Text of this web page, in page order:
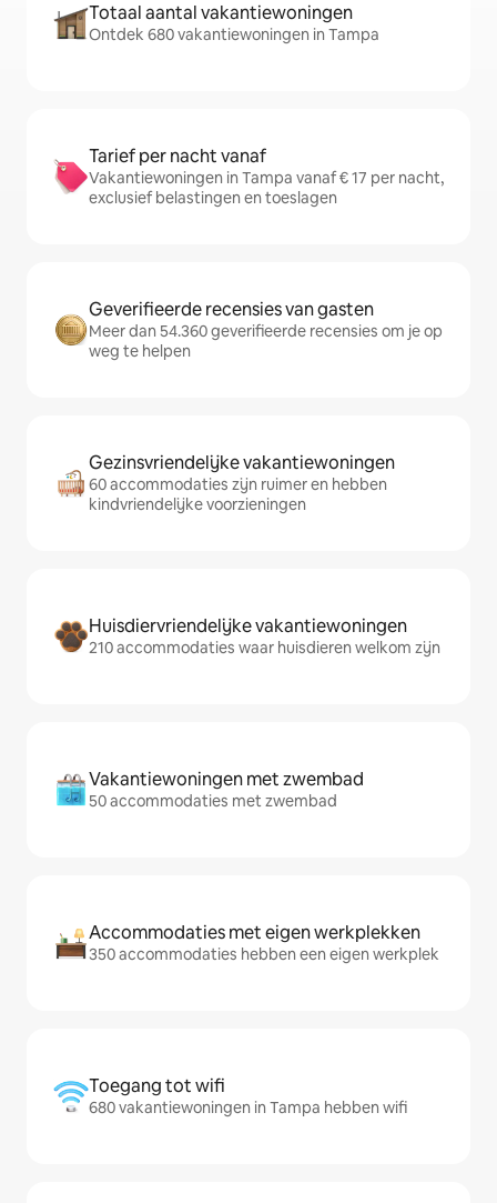
Totaal aantal vakantiewoningen
Ontdek 680 vakantiewoningen in Tampa
Tarief per nacht vanaf
Vakantiewoningen in Tampa vanaf € 17 per nacht,
exclusief belastingen en toeslagen
Geverifieerde recensies van gasten
Meer dan 54.360 geverifieerde recensies om je op
weg te helpen
Gezinsvriendelijke vakantiewoningen
60 accommodaties zijn ruimer en hebben
kindvriendelijke voorzieningen
Huisdiervriendelijke vakantiewoningen
210 accommodaties waar huisdieren welkom zijn
Vakantiewoningen met zwembad
50 accommodaties met zwembad
Accommodaties met eigen werkplekken
350 accommodaties hebben een eigen werkplek
Toegang tot wifi
680 vakantiewoningen in Tampa hebben wifi